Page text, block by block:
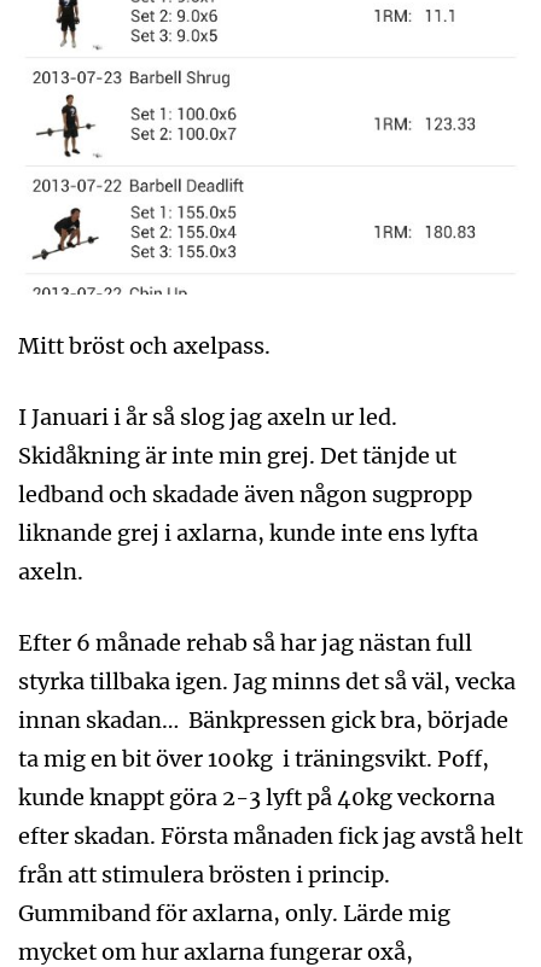
Mitt bröst och axelpass.
I Januari i år så slog jag axeln ur led.
Skidåkning är inte min grej. Det tänjde ut
ledband och skadade även någon sugpropp
liknande grej i axlarna, kunde inte ens lyfta
axeln.
Efter 6 månade rehab så har jag nästan full
styrka tillbaka igen. Jag minns det så väl, vecka
innan skadan… Bänkpressen gick bra, började
ta mig en bit över 100kg i träningsvikt. Poff,
kunde knappt göra 2-3 lyft på 40kg veckorna
efter skadan. Första månaden fick jag avstå helt
från att stimulera brösten i princip.
Gummiband för axlarna, only. Lärde mig
mycket om hur axlarna fungerar oxå,